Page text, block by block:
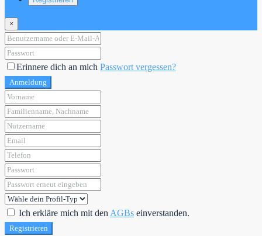
×
Erinnere dich an mich Passwort vergessen?
Anmeldung
Ich erkläre mich mit den AGBs einverstanden.
Registrieren